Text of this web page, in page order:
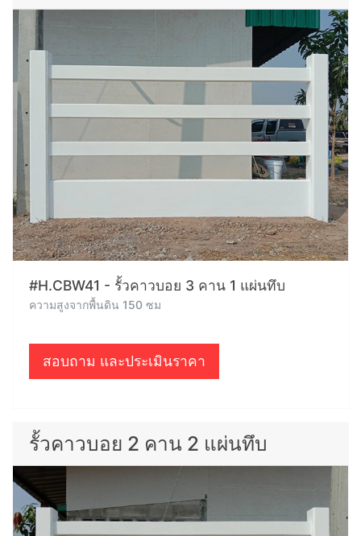
#H.CBW41 - รั้วคาวบอย 3 คาน 1 แผ่นทึบ
ความสูงจากพื้นดิน 150 ซม
สอบถาม และประเมินราคา
รั้วคาวบอย 2 คาน 2 แผ่นทึบ